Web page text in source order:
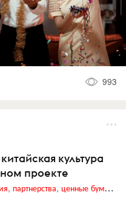
993
культура
проекте
Бизнес (тендеры, слияния, поглощения, партнерства, ценные бумаги, акционеры, финансы и отчетность)